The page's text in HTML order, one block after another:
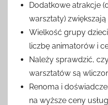
Dodatkowe atrakcje
warsztaty) zwiększają
Wielkość grupy
liczbę animatorów i
Należy sprawdzić,
warsztatów są
Renoma i
na wyższe ceny